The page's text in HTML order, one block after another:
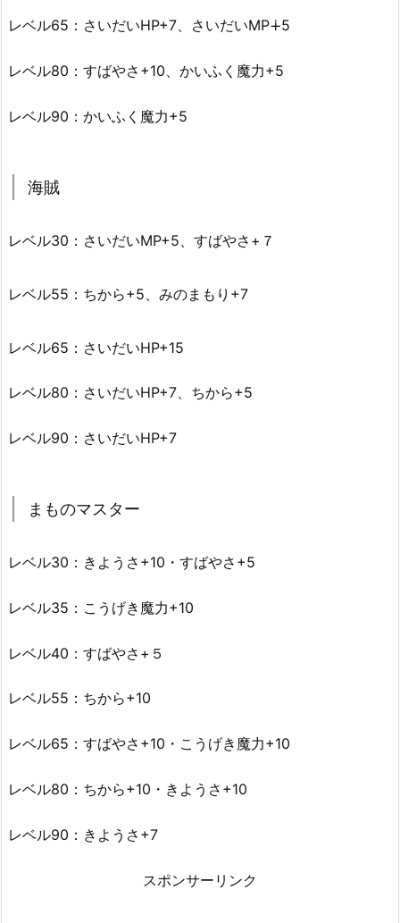
レベル65：さいだいHP+7、さいだいMP∔5
レベル80：すばやさ+10、かいふく魔力+5
レベル90：かいふく魔力+5
海賊
レベル30：さいだいMP+5、すばやさ+７
レベル55：ちから+5、みのまもり+7
レベル65：さいだいHP+15
レベル80：さいだいHP+7、ちから+5
レベル90：さいだいHP+7
まものマスター
レベル30：きようさ+10・すばやさ+5
レベル35：こうげき魔力+10
レベル40：すばやさ+５
レベル55：ちから+10
レベル65：すばやさ+10・こうげき魔力+10
レベル80：ちから+10・きようさ+10
レベル90：きようさ+7
スポンサーリンク